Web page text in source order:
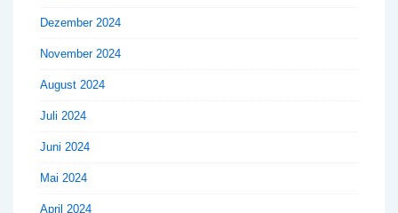
Dezember 2024
November 2024
August 2024
Juli 2024
Juni 2024
Mai 2024
April 2024